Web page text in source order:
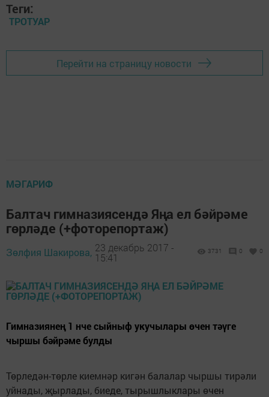
Теги:
ТРОТУАР
Перейти на страницу новости
МӘГАРИФ
Балтач гимназиясендә Яңа ел бәйрәме
гөрләде (+фоторепортаж)
Зөлфия Шакирова, 23 декабрь 2017 -
15:41
3731 0 0
Гимназиянең 1 нче сыйныф укучылары өчен тәүге
чыршы бәйрәме булды
Төрледән-төрле киемнәр кигән балалар чыршы тирәли
уйнады, җырлады, биеде, тырышлыклары өчен